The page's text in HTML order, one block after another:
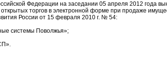
Федерации на заседании 05 апреля 2012 года
торгов в электронной форме при продаже
России от 15 февраля 2010 г. № 54:
системы Поволжья»;